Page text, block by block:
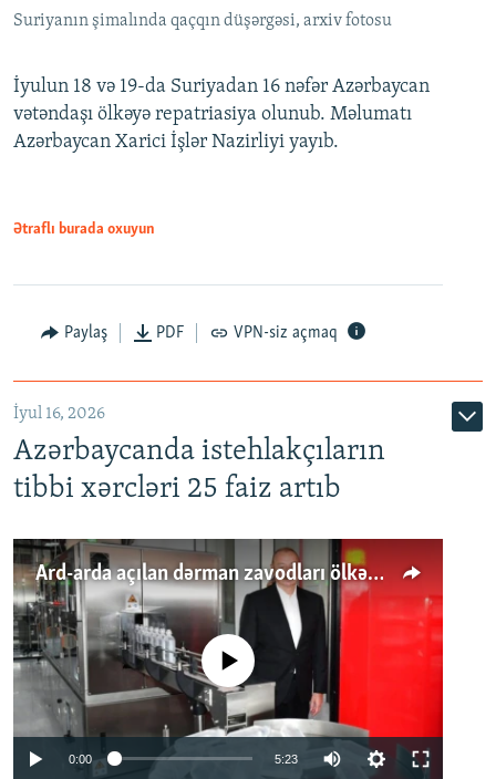
Suriyanın şimalında qaçqın düşərgəsi, arxiv fotosu
İyulun 18 və 19-da Suriyadan 16 nəfər Azərbaycan
vətəndaşı ölkəyə repatriasiya olunub. Məlumatı
Azərbaycan Xarici İşlər Nazirliyi yayıb.
Ətraflı burada oxuyun
Paylaş PDF VPN-siz açmaq
İyul 16, 2026
Azərbaycanda istehlakçıların
tibbi xərcləri 25 faiz artıb
Ard-arda açılan dərman zavodları ölkənin tələbatını ödəyirmi?
No media source currently available
0:00 5:23